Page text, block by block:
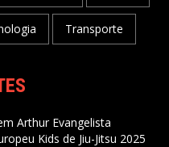
Transporte
Arthur Evangelista
Kids de Jiu-Jitsu 2025